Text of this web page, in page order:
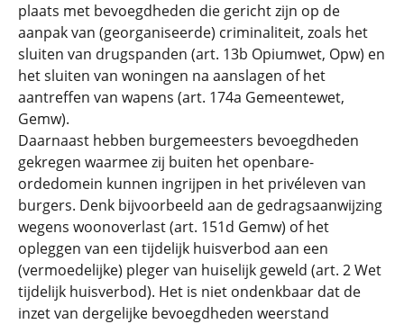
plaats met bevoegdheden die gericht zijn op de
aanpak van (georganiseerde) criminaliteit, zoals het
sluiten van drugspanden (art. 13b Opiumwet, Opw) en
het sluiten van woningen na aanslagen of het
aantreffen van wapens (art. 174a Gemeentewet,
Gemw).
Daarnaast hebben burgemeesters bevoegdheden
gekregen waarmee zij buiten het openbare-
ordedomein kunnen ingrijpen in het privéleven van
burgers. Denk bijvoorbeeld aan de gedragsaanwijzing
wegens woonoverlast (art. 151d Gemw) of het
opleggen van een tijdelijk huisverbod aan een
(vermoedelijke) pleger van huiselijk geweld (art. 2 Wet
tijdelijk huisverbod). Het is niet ondenkbaar dat de
inzet van dergelijke bevoegdheden weerstand